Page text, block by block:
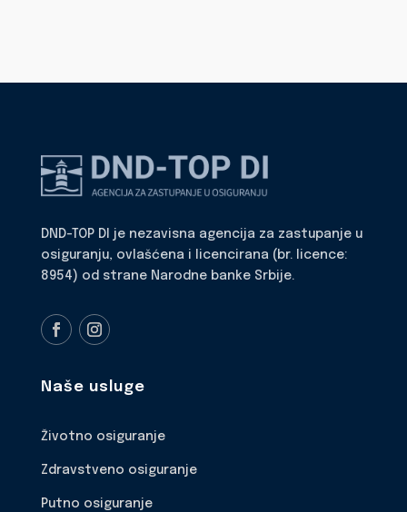
DND-TOP DI je nezavisna agencija za zastupanje u
osiguranju, ovlašćena i licencirana (br. licence:
8954) od strane Narodne banke Srbije.
Naše usluge
Životno osiguranje
Zdravstveno osiguranje
Putno osiguranje